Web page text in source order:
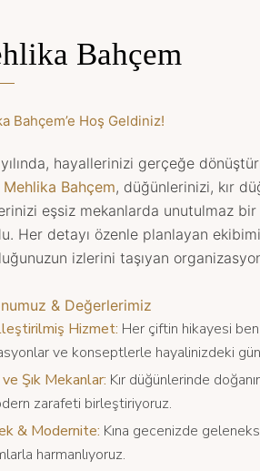
Bahçem
Bahçem’e Hoş Geldiniz!
hayallerinizi gerçeğe
Mehlika Bahçem, düğünlerinizi, kır
eşsiz mekanlarda unutulmaz
Her detayı özenle planlayan
izlerini taşıyan
& Değerlerimiz
Hizmet: Her çiftin hikayesi
ve konseptlerle hayalinizdeki
Şık Mekanlar: Kır düğünlerinde
zarafeti birleştiriyoruz.
& Modernite: Kına gecenizde
harmanlıyoruz.